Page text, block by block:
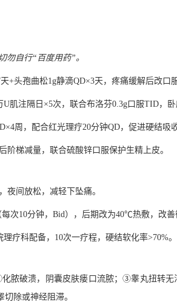
勿自行“百度用药”。
+头孢曲松1g静滴QD×3天，疼痛缓解后改口
U肌注隔日×5次，联合布洛芬0.3g口服TID，卧
周，配合红光理疗20分钟QD，促进硬结吸收
阶梯减量，联合硫酸锌口服保护生精上皮。
夜间放松，减轻下坠痛。
次10分钟，Bid），后期改为40℃热敷，改善
疗科配备，10次一疗程，硬结软化率>70%。
脓破溃，阴囊皮肤瘘口流脓；③睾丸扭转无
除或神经阻滞。